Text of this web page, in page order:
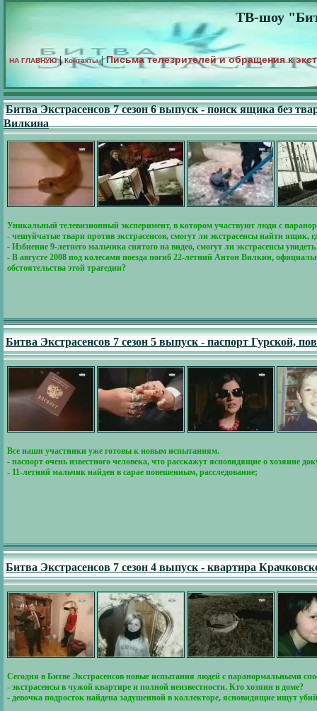
ТВ-шоу
НА ГЛАВНУЮ|Контакты|Письма телезрителей и обращения к
Битва Экстрасенсов 7 сезон 6 выпуск - поиск ящика без
Вилкина
Уникальный телевизионный эксперимент, в котором участвуют люди с
- чешуйчатые твари против экстрасенсов, смогут ли экстрасенсы найти ящик,
- Избиение 9-летнего мальчика снятого на видео, смогут ли экстрасенсы
- В августе 2008 под колесами поезда погиб 22-летний Антон Вилкин,
обстоятельства этой трагедии?
Битва Экстрасенсов 7 сезон 5 выпуск - паспорт Гурской,
Все наши участники уже готовы к новым испытаниям.
- паспорт очень известного человека, что расскажут ясновидящие о хозяине
- 11-летний мальчик найден в сарае повешенным, расследование;
Битва Экстрасенсов 7 сезон 4 выпуск - квартира
Сегодня в Битве Экстрасенсов новые испытания людей с паранормальными
- экстрасенсы в чужой квартире и полной неизвестности. Кто хозяин в доме?
- девочка подросток найдена задушенной в коллекторе, ясновидящие ищут